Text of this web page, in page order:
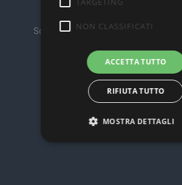
Soluzioni IT & Printing vicine al
NON CLASSIFICATI
ACCETTA TUTTO
RIFIUTA TUTTO
MOSTRA DETTAGLI